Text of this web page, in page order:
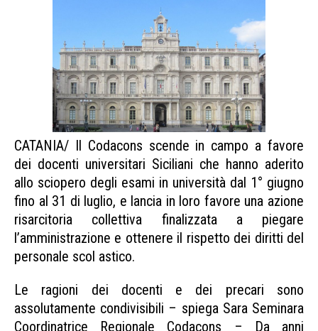
CATANIA/ Il Codacons scende in campo a favore
dei docenti universitari Siciliani che hanno aderito
allo sciopero degli esami in università dal 1° giugno
fino al 31 di luglio, e lancia in loro favore una azione
risarcitoria collettiva finalizzata a piegare
l’amministrazione e ottenere il rispetto dei diritti del
personale scol astico.
Le ragioni dei docenti e dei precari sono
assolutamente condivisibili – spiega Sara Seminara
Coordinatrice Regionale Codacons – Da anni